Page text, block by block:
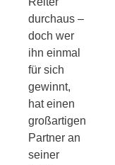
durchaus –
doch wer
ihn einmal
für sich
gewinnt,
hat einen
großartigen
Partner an
seiner